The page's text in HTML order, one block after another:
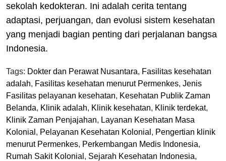
sekolah kedokteran. Ini adalah cerita tentang
adaptasi, perjuangan, dan evolusi sistem kesehatan
yang menjadi bagian penting dari perjalanan bangsa
Indonesia.
Tags: Dokter dan Perawat Nusantara, Fasilitas kesehatan
adalah, Fasilitas kesehatan menurut Permenkes, Jenis
Fasilitas pelayanan kesehatan, Kesehatan Publik Zaman
Belanda, Klinik adalah, Klinik kesehatan, Klinik terdekat,
Klinik Zaman Penjajahan, Layanan Kesehatan Masa
Kolonial , Pelayanan Kesehatan Kolonial , Pengertian klinik
menurut Permenkes, Perkembangan Medis Indonesia,
Rumah Sakit Kolonial , Sejarah Kesehatan Indonesia,